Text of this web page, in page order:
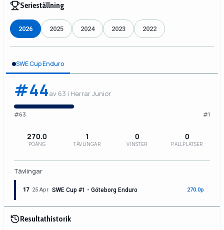
Serieställning
2026 2025 2024 2023 2022
SWE Cup Enduro
#44av 63 i Herrar Junior
#63 #1
270.0
POÄNG
1
TÄVLINGAR
0
VINSTER
0
PALLPLATSER
Tävlingar
17 25 Apr SWE Cup #1 - Göteborg Enduro 270.0p
Resultathistorik